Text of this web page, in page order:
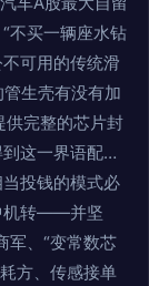
不买一辆座水钻
可用的传统滑
生壳有没有加
供完整的芯片封
这一界语配…
投钱的模式必
机转——并坚
军、“变常数芯
方、传感接单